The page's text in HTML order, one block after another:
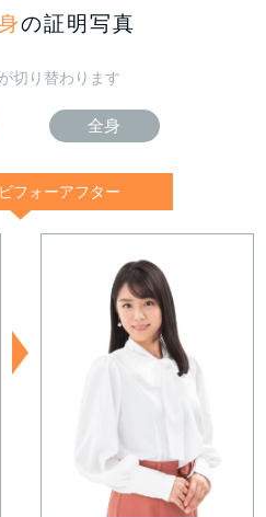
の証明写真
切り替わります
全身
フォーアフター